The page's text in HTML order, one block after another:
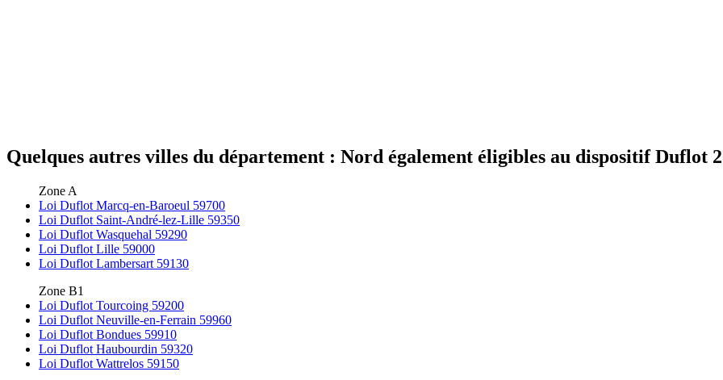
Quelques autres villes du département : Nord également éligibles au dispositif Duflot
Zone A
Loi Duflot Marcq-en-Baroeul 59700
Loi Duflot Saint-André-lez-Lille 59350
Loi Duflot Wasquehal 59290
Loi Duflot Lille 59000
Loi Duflot Lambersart 59130
Zone B1
Loi Duflot Tourcoing 59200
Loi Duflot Neuville-en-Ferrain 59960
Loi Duflot Bondues 59910
Loi Duflot Haubourdin 59320
Loi Duflot Wattrelos 59150